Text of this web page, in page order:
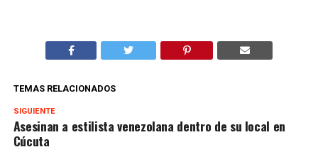
TEMAS RELACIONADOS
SIGUIENTE
Asesinan a estilista venezolana dentro de su local en
Cúcuta